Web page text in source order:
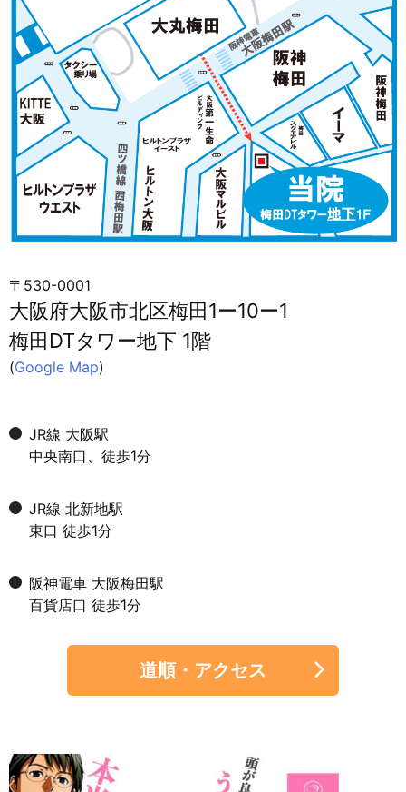
〒530-0001
大阪府大阪市北区梅田1ー10ー1
梅田DTタワー地下 1階
(Google Map)
JR線 大阪駅
中央南口、徒歩1分
JR線 北新地駅
東口 徒歩1分
阪神電車 大阪梅田駅
百貨店口 徒歩1分
道順・アクセス